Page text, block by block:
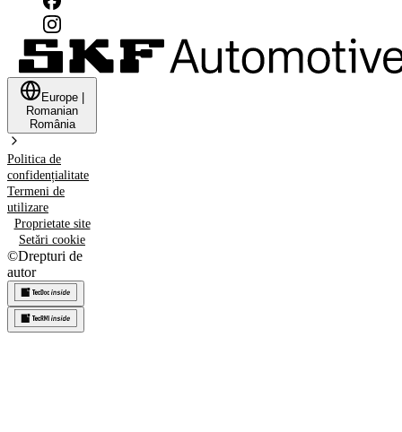
Europe
Romanian
România
Politica de
confidențialitate
Termeni de
utilizare
Proprietate site
Setări cookie
©Drepturi de
autor